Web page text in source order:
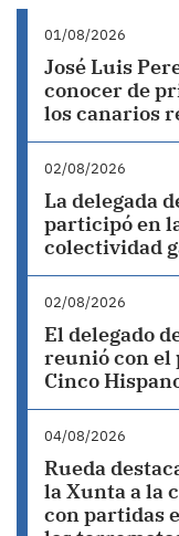
01/08/2026
José Luis
conocer de
los canarios
02/08/2026
La delegada
participó en
colectividad
02/08/2026
El delegado
reunió con el
Cinco
04/08/2026
Rueda
la Xunta a la
con partidas